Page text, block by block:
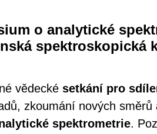
o analytické
spektroskopická
vědecké setkání pro
zkoumání nových
spektrometrie.